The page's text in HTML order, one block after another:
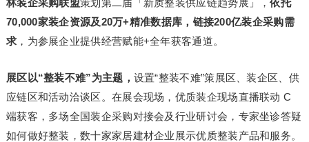
林装企采购联盟策划第二届「新质整装供应链趋势展」，依托
70,000家装企资源及20万+精准数据库，链接200亿装企采购需
求 ，为参展企业提供经营赋能+全年获客通道。
展区以“整装不难”为主题， 设置“整装不难”策展区、装企区、供
应链区和活动洽谈区。在展会现场，优质装企现场直播联动 C
端获客，多场全国装企采购对接会及行业研讨会，专家坐诊答疑
如何做好整装，数十家家居建材企业展示优质整装产品和服务。